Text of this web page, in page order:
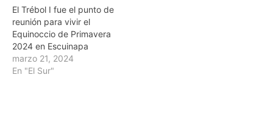
El Trébol I fue el punto de
reunión para vivir el
Equinoccio de Primavera
2024 en Escuinapa
marzo 21, 2024
En "El Sur"